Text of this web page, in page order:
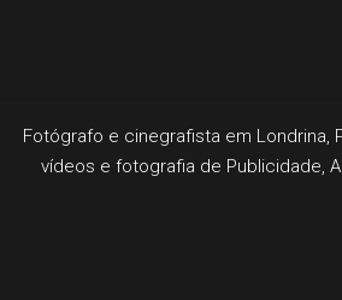
Fotógrafo e cinegrafista em Londrina,
vídeos e fotografia de Publicidade,